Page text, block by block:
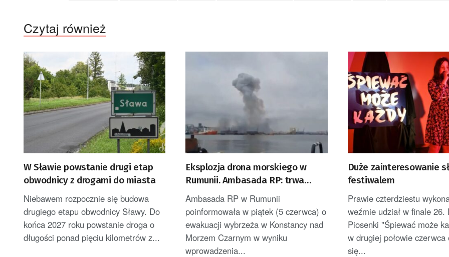
Czytaj również
W Sławie powstanie drugi etap
obwodnicy z drogami do miasta
Niebawem rozpocznie się budowa
drugiego etapu obwodnicy Sławy. Do
końca 2027 roku powstanie droga o
długości ponad pięciu kilometrów z...
Eksplozja drona morskiego w
Rumunii. Ambasada RP: trwa
ewakuacja wybrzeża
[AKTUALIZOWANY]
Ambasada RP w Rumunii
poinformowała w piątek (5 czerwca) o
ewakuacji wybrzeża w Konstancy nad
Morzem Czarnym w wyniku
wprowadzenia...
Duże zainteresowanie
festiwalem
Prawie czterdziestu
weźmie udział w finale 26.
Piosenki "Śpiewać może
w drugiej połowie czerwca
się...